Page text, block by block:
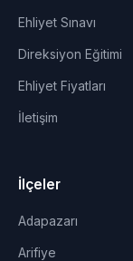
Ehliyet Sınavı
Direksiyon Eğitimi
Ehliyet Fiyatları
İletişim
İlçeler
Adapazarı
Arifiye